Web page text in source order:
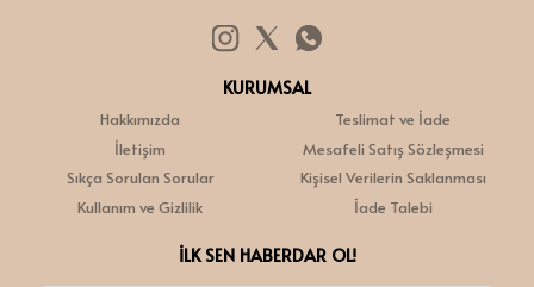
KURUMSAL
Hakkımızda
İletişim
Sıkça Sorulan Sorular
Kullanım ve Gizlilik
Teslimat ve İade
Mesafeli Satış Sözleşmesi
Kişisel Verilerin Saklanması
İade Talebi
İLK SEN HABERDAR OL!